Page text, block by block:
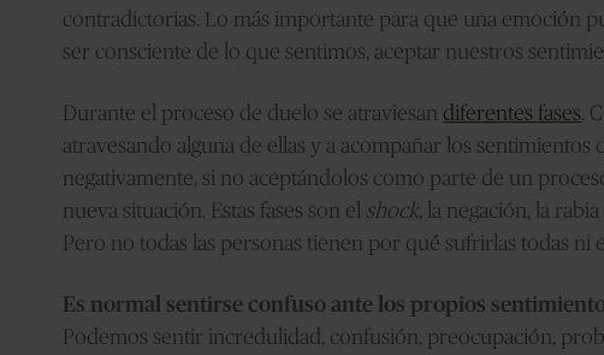
contradictorias. Lo más importante para que una emoción
ser consciente de lo que sentimos, aceptar nuestros
Durante el proceso de duelo se atraviesan diferentes fases.
atravesando alguna de ellas y a acompañar los
negativamente, si no aceptándolos como parte de un
nueva situación. Estas fases son el shock, la negación, la
Pero no todas las personas tienen por qué sufrirlas todas ni
Es normal sentirse confuso ante los propios
Podemos sentir incredulidad, confusión, preocupación,